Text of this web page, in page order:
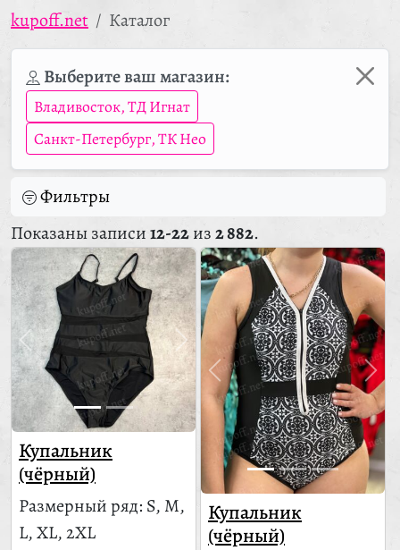
kupoff.net Каталог
Выберите ваш магазин:
Владивосток, ТД Игнат
Санкт-Петербург, ТК Нео
Фильтры
Показаны записи12-22из2 882.
Купальник
(чёрный)
Размерный ряд: S, M,
L, XL, 2XL
Купальник
(чёрный)